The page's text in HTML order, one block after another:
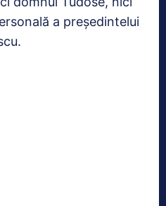
a preşedintelui